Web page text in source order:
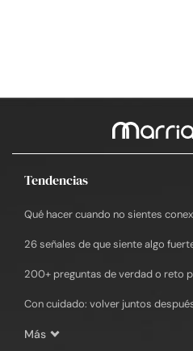
Tendencias
Qué hacer cuando no sientes
26 señales de que siente algo
200+ preguntas de verdad o reto
Con cuidado: volver juntos
Más